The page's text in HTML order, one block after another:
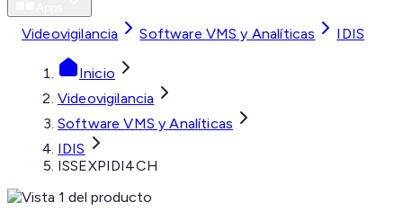
Videovigilancia Software VMS y Analíticas IDIS
Inicio
Videovigilancia
Software VMS y Analíticas
IDIS
ISSEXPIDI4CH